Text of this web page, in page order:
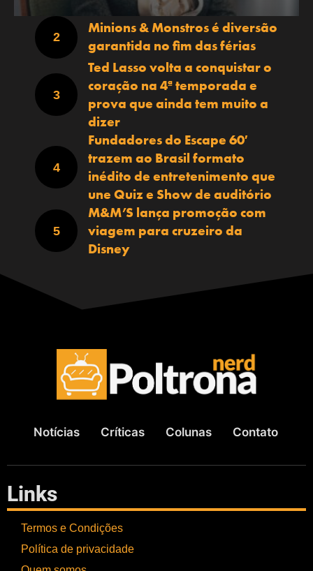
Minions & Monstros é diversão
garantida no fim das férias
Ted Lasso volta a conquistar o
coração na 4ª temporada e
prova que ainda tem muito a
dizer
Fundadores do Escape 60′
trazem ao Brasil formato
inédito de entretenimento que
une Quiz e Show de auditório
M&M’S lança promoção com
viagem para cruzeiro da
Disney
Notícias Críticas Colunas Contato
Links
Termos e Condições
Política de privacidade